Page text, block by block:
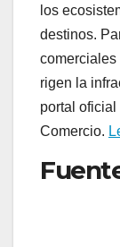
los
destinos.
rigen la
portal oficial
Comercio.